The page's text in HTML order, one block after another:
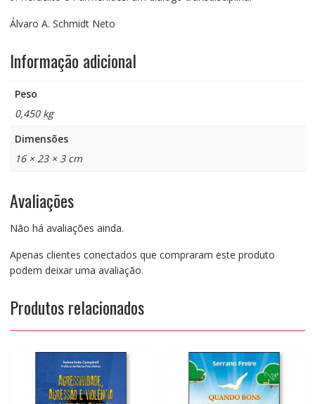
Álvaro A. Schmidt Neto
Informação adicional
Peso
0,450 kg
Dimensões
16 × 23 × 3 cm
Avaliações
Não há avaliações ainda.
Apenas clientes conectados que compraram este produto
podem deixar uma avaliação.
Produtos relacionados